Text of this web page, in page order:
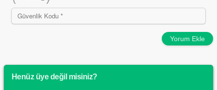
Yorum Ekle
Henüz üye değil misiniz?